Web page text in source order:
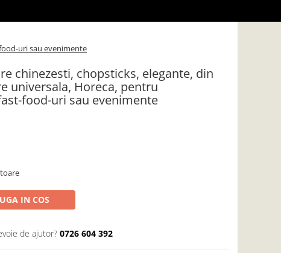
uri sau evenimente
chinezesti, chopsticks, elegante, din
universala, Horeca, pentru
food-uri sau evenimente
IN COS
de ajutor? 0726 604 392